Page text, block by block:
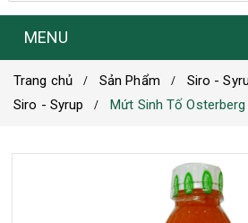
MENU
Trang chủ Sản Phẩm
Siro -
Siro - Syrup
Mứt Sinh Tố